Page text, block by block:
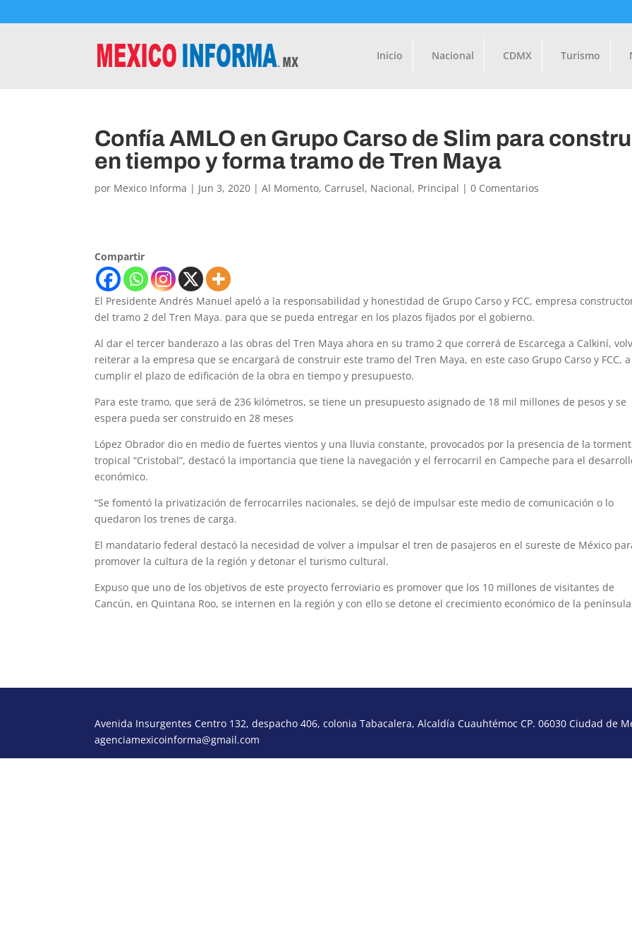
Inicio Nacional CDMX Turismo
Confía AMLO en Grupo Carso de Slim para
en tiempo y forma tramo de Tren Maya
por Mexico Informa | Jun 3, 2020 |Al Momento, Carrusel, Nacional, Principal |0 Comentarios
Compartir
El Presidente Andrés Manuel apeló a la responsabilidad y honestidad de Grupo Carso y FCC, empresa
del tramo 2 del Tren Maya. para que se pueda entregar en los plazos fijados por el gobierno.
Al dar el tercer banderazo a las obras del Tren Maya ahora en su tramo 2 que correrá de Escarcega a Calkiní,
reiterar a la empresa que se encargará de construir este tramo del Tren Maya, en este caso Grupo Carso y FCC, a
cumplir el plazo de edificación de la obra en tiempo y presupuesto.
Para este tramo, que será de 236 kilómetros, se tiene un presupuesto asignado de 18 mil millones de pesos y se
espera pueda ser construido en 28 meses
López Obrador dio en medio de fuertes vientos y una lluvia constante, provocados por la presencia de la
tropical “Cristobal”, destacó la importancia que tiene la navegación y el ferrocarril en Campeche para el
económico.
“Se fomentó la privatización de ferrocarriles nacionales, se dejó de impulsar este medio de comunicación o lo
quedaron los trenes de carga.
El mandatario federal destacó la necesidad de volver a impulsar el tren de pasajeros en el sureste de México
promover la cultura de la región y detonar el turismo cultural.
Expuso que uno de los objetivos de este proyecto ferroviario es promover que los 10 millones de visitantes de
Cancún, en Quintana Roo, se internen en la región y con ello se detone el crecimiento económico de la
Avenida Insurgentes Centro 132, despacho 406, colonia Tabacalera, Alcaldía Cuauhtémoc CP. 06030 Ciudad de
agenciamexicoinforma@gmail.com